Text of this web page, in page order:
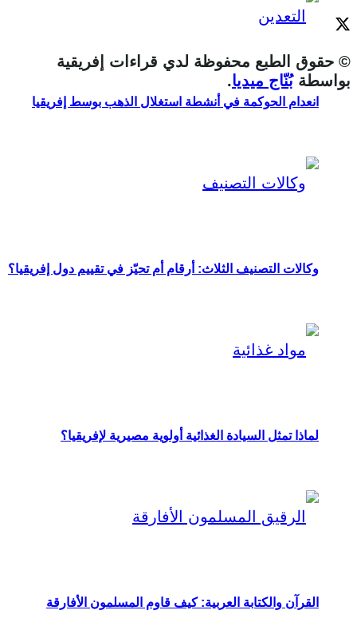
انعدام الحوكمة في أنشطة استغلال الذهب بوسط إفريقيا
وكالات التصنيف الثلاث: أرقام أم تحيّز في تقييم دول إفريقيا؟
لماذا تمثل السيادة الغذائية أولوية مصيرية لإفريقيا؟
القرآن والكتابة العربية: كيف قاوم المسلمون الأفارقة
© حقوق الطبع محفوظة لدي قراءات إفريقية
بواسطةبُنّاج ميديا.